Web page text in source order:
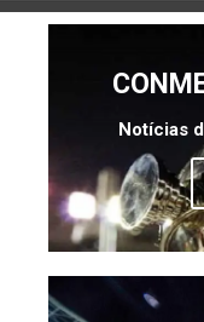
Notícias